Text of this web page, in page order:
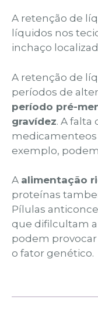
A retenção de
líquidos nos
inchaço
A retenção de
períodos de
período pré-
gravídez. A falta
exemplo,
A alimentação
proteínas
Pílulas
que difilcultam
podem
o fator genético.